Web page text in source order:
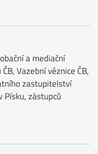
a mediační
Vazební věznice ČB,
zastupitelství
Písku, zástupců